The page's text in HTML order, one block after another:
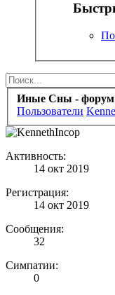
Иные Сны - форум
Пользователи
Активность:
14 окт 2019
Регистрация:
14 окт 2019
Сообщения:
32
Симпатии:
0